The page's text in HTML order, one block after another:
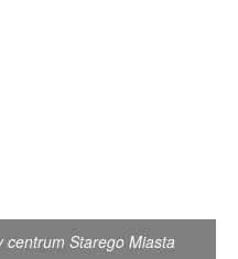
centrum Starego Miasta